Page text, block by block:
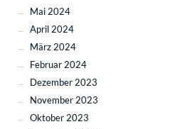
Mai 2024
April 2024
März 2024
Februar 2024
Dezember 2023
November 2023
Oktober 2023